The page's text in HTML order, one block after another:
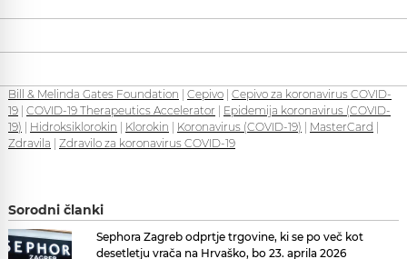
Bill & Melinda Gates Foundation | Cepivo | Cepivo za koronavirus COVID-
19 | COVID-19 Therapeutics Accelerator | Epidemija koronavirus (COVID-
19) | Hidroksiklorokin | Klorokin | Koronavirus (COVID-19) | MasterCard |
Zdravila | Zdravilo za koronavirus COVID-19
Sorodni članki
Sephora Zagreb odprtje trgovine, ki se po več kot
desetletju vrača na Hrvaško, bo 23. aprila 2026